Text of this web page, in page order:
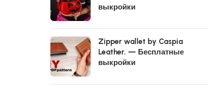
выкройки
Zipper wallet by Caspia
Leather. — Бесплатные
выкройки